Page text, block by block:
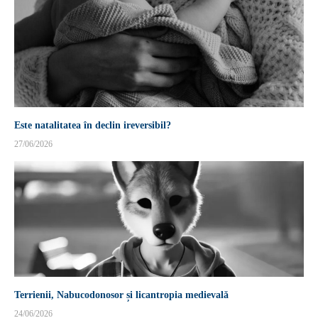
Este natalitatea în declin ireversibil?
27/06/2026
Terrienii, Nabucodonosor și licantropia medievală
24/06/2026